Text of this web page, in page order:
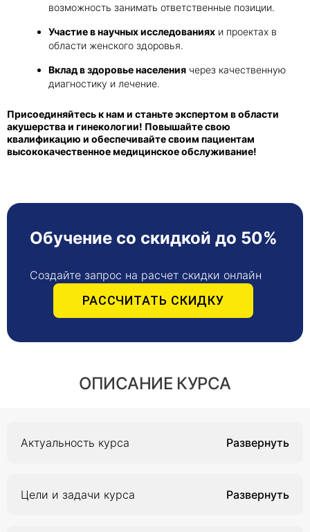
возможность занимать ответственные позиции.
Участие в научных исследованиях и проектах в
области женского здоровья.
Вклад в здоровье населения через качественную
диагностику и лечение.
Присоединяйтесь к нам и станьте экспертом в области
акушерства и гинекологии! Повышайте свою
квалификацию и обеспечивайте своим пациентам
высококачественное медицинское обслуживание!
Обучение со скидкой до 50%
Создайте запрос на расчет скидки онлайн
РАССЧИТАТЬ СКИДКУ
ОПИСАНИЕ КУРСА
Актуальность курса
занимается вопросами здоровья женщины на
Цели и задачи курса